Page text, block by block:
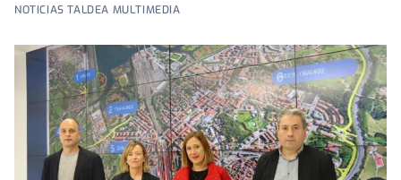
NOTICIAS TALDEA MULTIMEDIA